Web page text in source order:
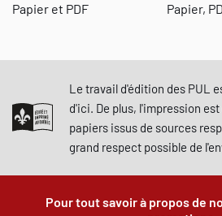
Papier et PDF
Papier,
Le travail d'édition des PUL
d'ici. De plus, l'impression
papiers issus de sources
grand respect possible de
Pour tout savoir à propos de